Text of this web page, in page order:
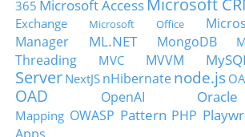
365 Microsoft Access Microsoft
Exchange
Microsoft Office
Manager
ML.NET MongoDB
Threading
MVC MVVM
Server NextJS nHibernatenode.js
OAD
OpenAI Oracle
Mapping OWASP Pattern PHP